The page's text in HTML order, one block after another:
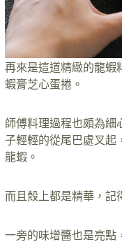
再來是這道精緻的龍蝦
蝦膏芝心蛋捲。
師傅料理過程也頗為細
子輕輕的從尾巴處叉起
龍蝦。
而且殼上都是精華，記
一旁的味增醬也是亮點